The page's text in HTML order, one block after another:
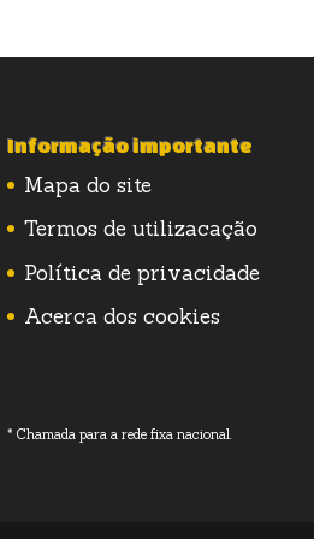
Informação importante
Mapa do site
Termos de utilizacação
Política de privacidade
Acerca dos cookies
* Chamada para a rede fixa nacional.